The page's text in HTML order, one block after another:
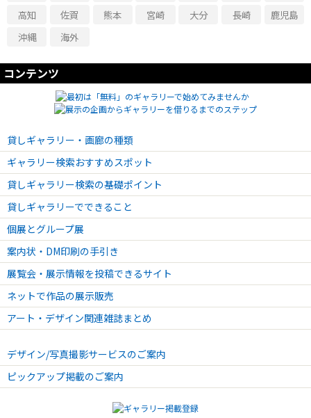
高知
佐賀 熊本 宮崎 大分 長崎
鹿児島
沖縄
海外
コンテンツ
貸しギャラリー・画廊の種類
ギャラリー検索おすすめスポット
貸しギャラリー検索の基礎ポイント
貸しギャラリーでできること
個展とグループ展
案内状・DM印刷の手引き
展覧会・展示情報を投稿できるサイト
ネットで作品の展示販売
アート・デザイン関連雑誌まとめ
デザイン/写真撮影サービスのご案内
ピックアップ掲載のご案内